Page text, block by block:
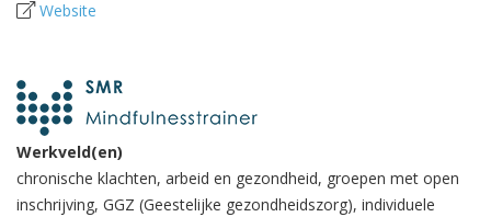
Website
Werkveld(en)
chronische klachten, arbeid en gezondheid, groepen met open
inschrijving, GGZ (Geestelijke gezondheidszorg), individuele